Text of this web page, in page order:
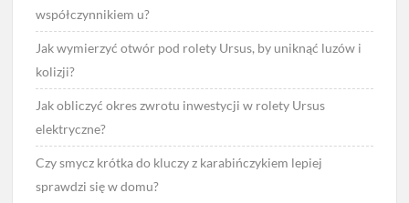
współczynnikiem u?
Jak wymierzyć otwór pod rolety Ursus, by uniknąć luzów i
kolizji?
Jak obliczyć okres zwrotu inwestycji w rolety Ursus
elektryczne?
Czy smycz krótka do kluczy z karabińczykiem lepiej
sprawdzi się w domu?